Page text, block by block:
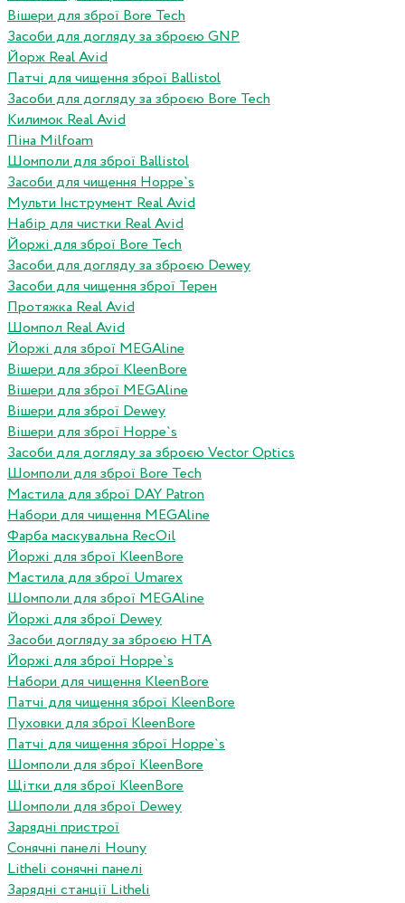
Вішери для зброї Bore Tech
Засоби для догляду за зброєю GNP
Йорж Real Avid
Патчі для чищення зброї Ballistol
Засоби для догляду за зброєю Bore Tech
Килимок Real Avid
Піна Milfoam
Шомполи для зброї Ballistol
Засоби для чищення Hoppe`s
Мульти Інструмент Real Avid
Набір для чистки Real Avid
Йоржі для зброї Bore Tech
Засоби для догляду за зброєю Dewey
Засоби для чищення зброї Терен
Протяжка Real Avid
Шомпол Real Avid
Йоржі для зброї MEGAline
Вішери для зброї KleenBore
Вішери для зброї MEGAline
Вішери для зброї Dewey
Вішери для зброї Hoppe`s
Засоби для догляду за зброєю Vector Optics
Шомполи для зброї Bore Tech
Мастила для зброї DAY Patron
Набори для чищення MEGAline
Фарба маскувальна RecOil
Йоржі для зброї KleenBore
Мастила для зброї Umarex
Шомполи для зброї MEGAline
Йоржі для зброї Dewey
Засоби догляду за зброєю HTA
Йоржі для зброї Hoppe`s
Набори для чищення KleenBore
Патчі для чищення зброї KleenBore
Пуховки для зброї KleenBore
Патчі для чищення зброї Hoppe`s
Шомполи для зброї KleenBore
Щітки для зброї KleenBore
Шомполи для зброї Dewey
Зарядні пристрої
Сонячні панелі Houny
Litheli сонячні панелі
Зарядні станції Litheli